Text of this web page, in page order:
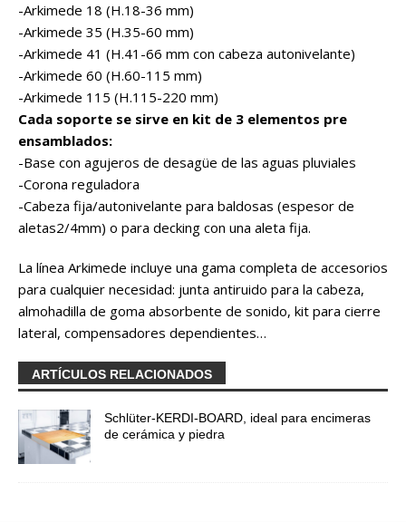
-Arkimede 18 (H.18-36 mm)
-Arkimede 35 (H.35-60 mm)
-Arkimede 41 (H.41-66 mm con cabeza autonivelante)
-Arkimede 60 (H.60-115 mm)
-Arkimede 115 (H.115-220 mm)
Cada soporte se sirve en kit de 3 elementos pre
ensamblados:
-Base con agujeros de desagüe de las aguas pluviales
-Corona reguladora
-Cabeza fija/autonivelante para baldosas (espesor de
aletas2/4mm) o para decking con una aleta fija.
La línea Arkimede incluye una gama completa de accesorios
para cualquier necesidad: junta antiruido para la cabeza,
almohadilla de goma absorbente de sonido, kit para cierre
lateral, compensadores dependientes…
ARTÍCULOS RELACIONADOS
Schlüter-KERDI-BOARD, ideal para encimeras
de cerámica y piedra